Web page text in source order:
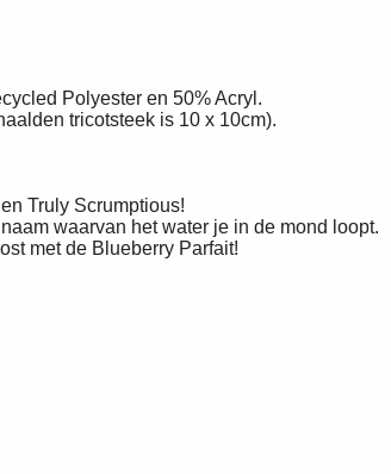
Polyester en 50% Acryl.
tricotsteek is 10 x 10cm).
Truly Scrumptious!
waarvan het water je in de mond loopt.
met de Blueberry Parfait!